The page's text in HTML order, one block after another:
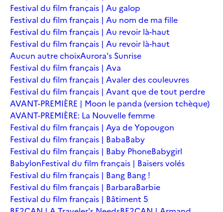
Festival du film français | Au galop
Festival du film français | Au nom de ma fille
Festival du film français | Au revoir là-haut
Festival du film français | Au revoir là-haut
Aucun autre choixAurora's Sunrise
Festival du film français | Ava
Festival du film français | Avaler des couleuvres
Festival du film français | Avant que de tout perdre
AVANT-PREMIÈRE | Moon le panda (version tchèque)
AVANT-PREMIÈRE: La Nouvelle femme
Festival du film français | Aya de Yopougon
Festival du film français | BabaBaby
Festival du film français | Baby PhoneBabygirl
BabylonFestival du film français | Baisers volés
Festival du film français | Bang Bang !
Festival du film français | BarbaraBarbie
Festival du film français | Bâtiment 5